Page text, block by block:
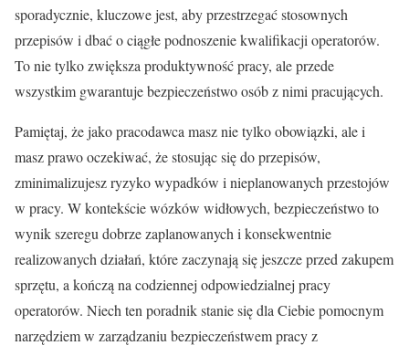
sporadycznie, kluczowe jest, aby przestrzegać stosownych
przepisów i dbać o ciągłe podnoszenie kwalifikacji operatorów.
To nie tylko zwiększa produktywność pracy, ale przede
wszystkim gwarantuje bezpieczeństwo osób z nimi pracujących.
Pamiętaj, że jako pracodawca masz nie tylko obowiązki, ale i
masz prawo oczekiwać, że stosując się do przepisów,
zminimalizujesz ryzyko wypadków i nieplanowanych przestojów
w pracy. W kontekście wózków widłowych, bezpieczeństwo to
wynik szeregu dobrze zaplanowanych i konsekwentnie
realizowanych działań, które zaczynają się jeszcze przed zakupem
sprzętu, a kończą na codziennej odpowiedzialnej pracy
operatorów. Niech ten poradnik stanie się dla Ciebie pomocnym
narzędziem w zarządzaniu bezpieczeństwem pracy z